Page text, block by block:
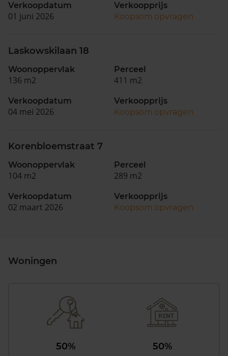
Verkoopdatum
01 juni 2026
Verkoopprijs
Koopsom opvragen
Laskowskilaan 18
Woonoppervlak
136 m2
Perceel
411 m2
Verkoopdatum
04 mei 2026
Verkoopprijs
Koopsom opvragen
Korenbloemstraat 7
Woonoppervlak
104 m2
Perceel
289 m2
Verkoopdatum
02 maart 2026
Verkoopprijs
Koopsom opvragen
Woningen
50%
50%